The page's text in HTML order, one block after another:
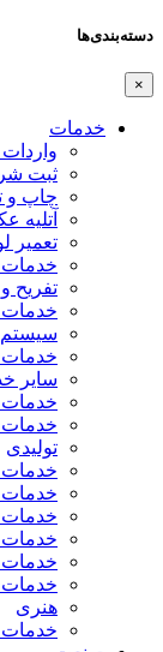
دسته‌بندی‌ها
×
خدمات
ثبت
چاپ و
آتلیه
تعمیر
خدمات
تفریح
خدمات
سیستم
خدمات
سایر
خدمات
تولیدی
خدمات
خدمات
خدمات
هنری
خدمات